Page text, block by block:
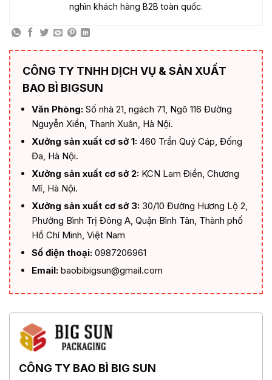
nghìn khách hàng B2B toàn quốc.
CÔNG TY TNHH DỊCH VỤ & SẢN XUẤT
BAO BÌ BIGSUN
Văn Phòng:Số nhà 21, ngách 71, Ngõ 116 Đường
Nguyễn Xiển, Thanh Xuân, Hà Nội.
Xưởng sản xuất cơ sở 1:460 Trần Quý Cáp, Đống
Đa, Hà Nội.
Xưởng sản xuất cơ sở 2:KCN Lam Điền, Chương
Mĩ, Hà Nội.
Xưởng sản xuất cơ sở 3:30/10 Đường Hương Lộ 2,
Phường Bình Trị Đông A, Quận Bình Tân, Thành phố
Hồ Chí Minh, Việt Nam
Số điện thoại:0987206961
Email:baobibigsun@gmail.com
CÔNG TY BAO BÌ BIG SUN